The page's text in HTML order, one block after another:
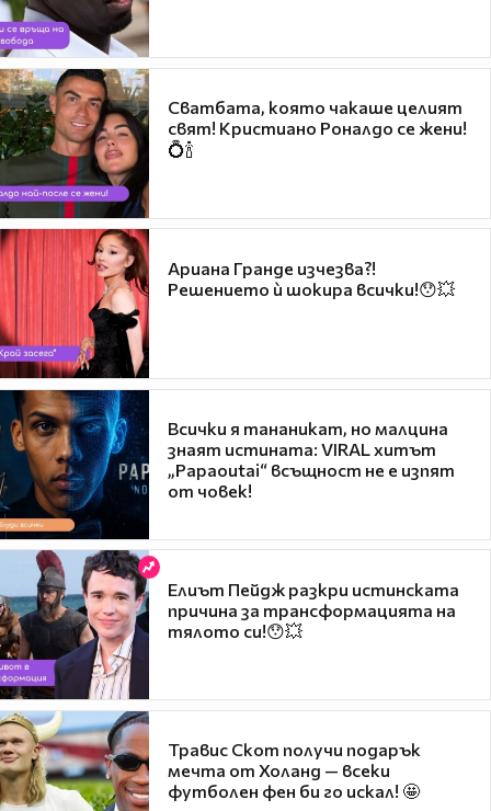
Сватбата, която чакаше целият
свят! Кристиано Роналдо се жени!
💍🍾
Ариана Гранде изчезва?!
Решението ѝ шокира всички!😯💥
Всички я тананикат, но малцина
знаят истината: VIRAL хитът
„Papaoutai“ всъщност не е изпят
от човек!
Елиът Пейдж разкри истинската
причина за трансформацията на
тялото си!😯💥
Травис Скот получи подарък
мечта от Холанд — всеки
футболен фен би го искал! 🤩